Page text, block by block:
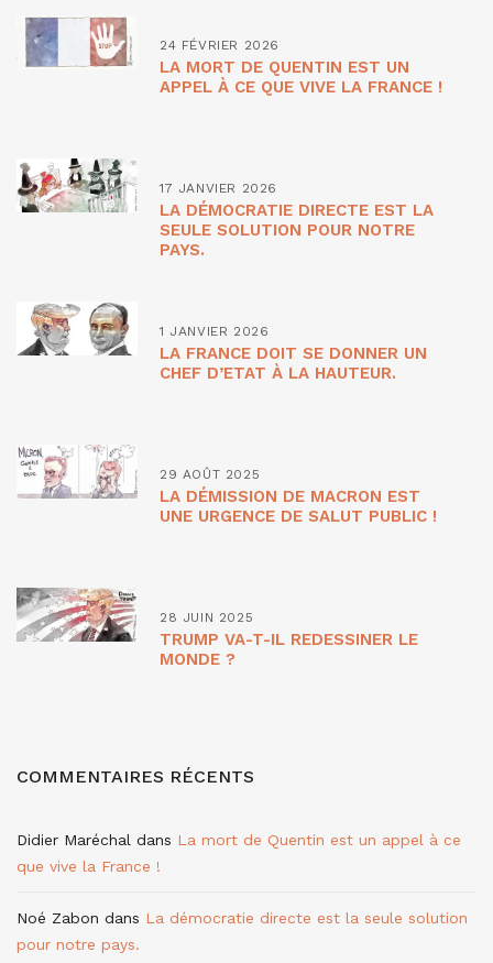
24 FÉVRIER 2026
LA MORT DE QUENTIN EST UN
APPEL À CE QUE VIVE LA FRANCE !
17 JANVIER 2026
LA DÉMOCRATIE DIRECTE EST LA
SEULE SOLUTION POUR NOTRE
PAYS.
1 JANVIER 2026
LA FRANCE DOIT SE DONNER UN
CHEF D’ETAT À LA HAUTEUR.
29 AOÛT 2025
LA DÉMISSION DE MACRON EST
UNE URGENCE DE SALUT PUBLIC !
28 JUIN 2025
TRUMP VA-T-IL REDESSINER LE
MONDE ?
COMMENTAIRES RÉCENTS
Didier Maréchal dans La mort de Quentin est un appel à ce
que vive la France !
Noé Zabon dans La démocratie directe est la seule solution
pour notre pays.